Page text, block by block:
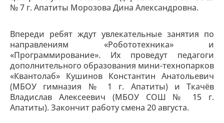
№ 7 г. Апатиты Морозова Дина Александровна.
Впереди ребят ждут увлекательные занятия по
направлениям «Робототехника» и
«Программирование». Их проведут педагоги
дополнительного образования мини-технопарков
«Квантолаб» Кушинов Константин Анатольевич
(МБОУ гимназия № 1 г. Апатиты) и Ткачёв
Владислав Алексеевич (МБОУ СОШ № 15 г.
Апатиты). Закончит работу смена 20 августа.